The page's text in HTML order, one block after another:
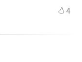
4